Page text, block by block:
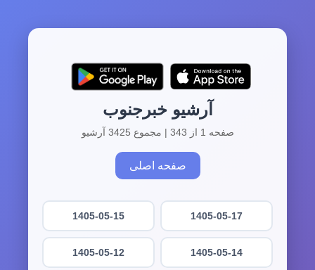
آرشیو خبرجنوب
صفحه 1 از 343 | مجموع 3425 آرشیو
صفحه اصلی
1405-05-17
1405-05-15
1405-05-14
1405-05-12